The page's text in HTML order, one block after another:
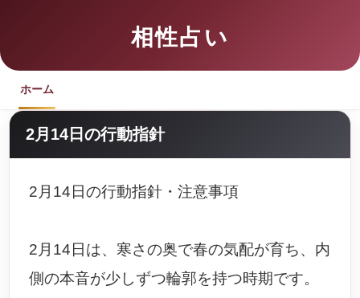
相性占い
ホーム
2月14日の行動指針
2月14日の行動指針・注意事項
2月14日は、寒さの奥で春の気配が育ち、内
側の本音が少しずつ輪郭を持つ時期です。